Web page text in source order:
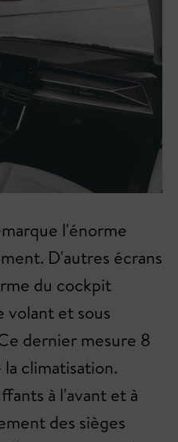
l'énorme
D'autres écrans
du cockpit
volant et sous
dernier mesure 8
climatisation.
à l'avant et à
des sièges